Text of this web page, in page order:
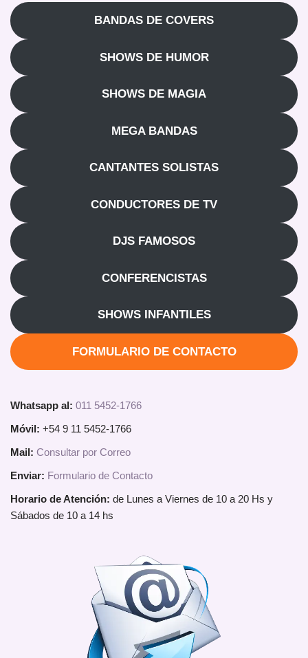
BANDAS DE COVERS
SHOWS DE HUMOR
SHOWS DE MAGIA
MEGA BANDAS
CANTANTES SOLISTAS
CONDUCTORES DE TV
DJS FAMOSOS
CONFERENCISTAS
SHOWS INFANTILES
FORMULARIO DE CONTACTO
Whatsapp al: 011 5452-1766
Móvil: +54 9 11 5452-1766
Mail: Consultar por Correo
Enviar: Formulario de Contacto
Horario de Atención: de Lunes a Viernes de 10 a 20 Hs y
Sábados de 10 a 14 hs